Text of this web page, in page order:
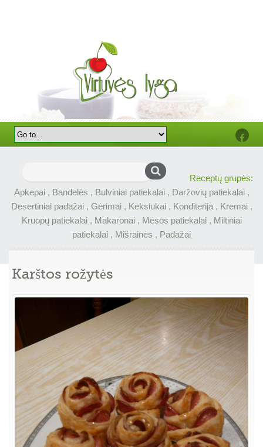
Receptų grupės:
Apkepai, Bandelės , Bulviniai patiekalai, Daržovių patiekalai,
Desertiniai padažai, Gėrimai, Keksiukai, Konditerija, Kremai,
Kruopų patiekalai, Makaronai, Mėsos patiekalai, Miltiniai
patiekalai , Mišrainės , Padažai
Karštos rožytės